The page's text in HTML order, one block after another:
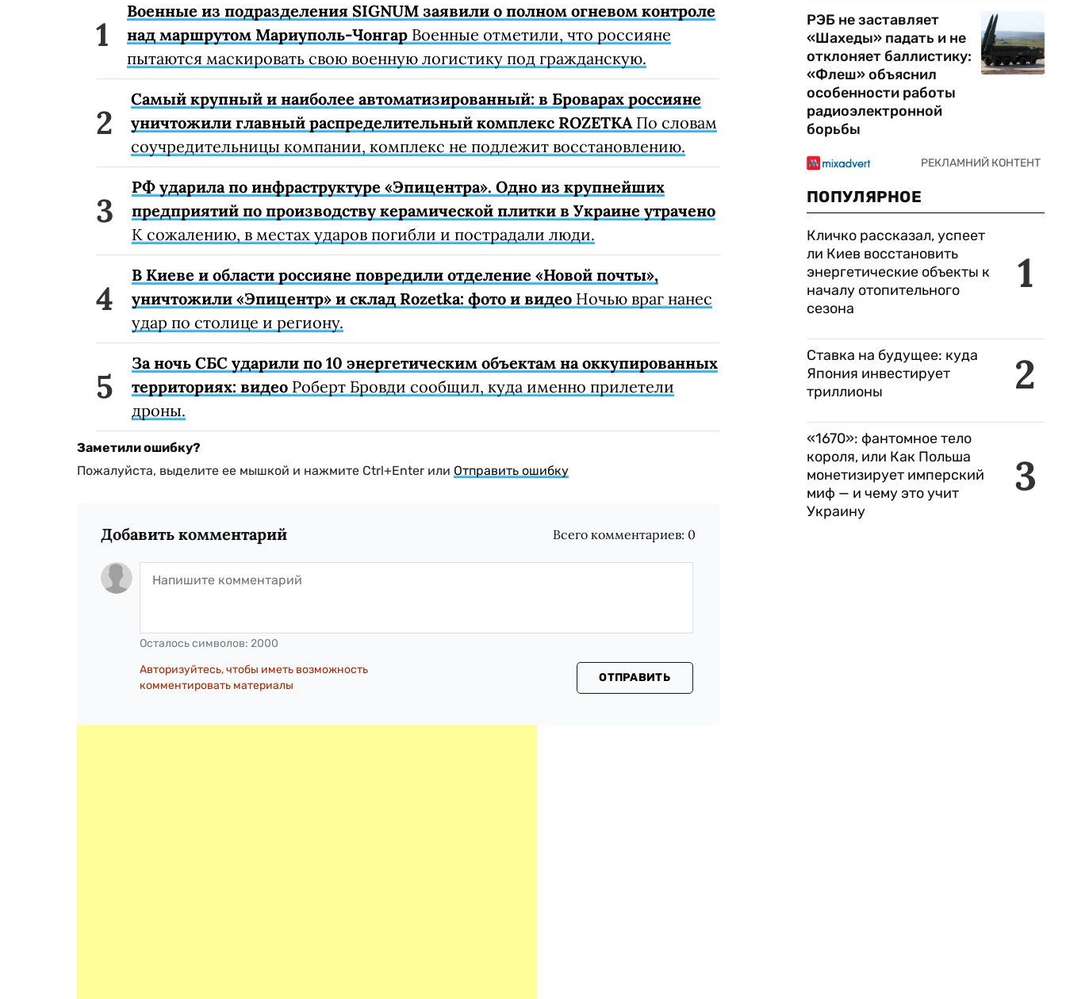
Военные из подразделения SIGNUM заявили о полном огневом контроле
над маршрутом Мариуполь-Чонгар Военные отметили, что россияне
пытаются маскировать свою военную логистику под гражданскую.
Самый крупный и наиболее автоматизированный: в Броварах россияне
уничтожили главный распределительный комплекс ROZETKAПо словам
соучредительницы компании, комплекс не подлежит восстановлению.
РФ ударила по инфраструктуре «Эпицентра». Одно из крупнейших
предприятий по производству керамической плитки в Украине утрачено
К сожалению, в местах ударов погибли и пострадали люди.
В Киеве и области россияне повредили отделение «Новой почты»,
уничтожили «Эпицентр» и склад Rozetka: фото и видео Ночью враг нанес
удар по столице и региону.
За ночь СБС ударили по 10 энергетическим объектам на оккупированных
территориях: видео Роберт Бровди сообщил, куда именно прилетели
дроны.
Заметили ошибку?
Пожалуйста, выделите ее мышкой и нажмите Ctrl+Enter или Отправить ошибку
Добавить комментарий Всего комментариев: 0
Осталось символов: 2000
Авторизуйтесь, чтобы иметь возможность
комментировать материалы
ОТПРАВИТЬ
РЭБ не заставляет
«Шахеды» падать и не
отклоняет баллистику:
«Флеш» объяснил
особенности работы
радиоэлектронной
борьбы
ПОПУЛЯРНОЕ
1
Кличко рассказал, успеет
ли Киев восстановить
энергетические объекты к
началу отопительного
сезона
2
Ставка на будущее: куда
Япония инвестирует
триллионы
3
«1670»: фантомное тело
короля, или Как Польша
монетизирует имперский
миф — и чему это учит
Украину